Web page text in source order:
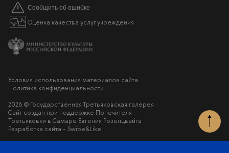
Сообщить об ошибке
Оценка качества услуг учреждения
Условия использования материалов сайта
Политика конфиденциальности
2026 © Государственная Третьяковская галерея
Сайт создан при поддержке Попечителя
Третьяковки в Самаре Евгения Розенцвайга
Разработка сайта - Swipe&Like